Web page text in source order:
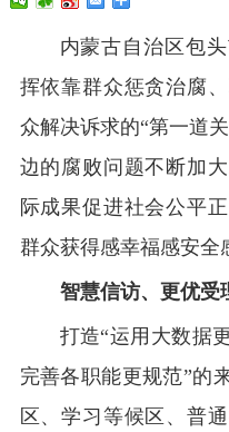
内蒙古自治区包
挥依靠群众惩贪治腐
众解决诉求的“第一道
边的腐败问题不断加
际成果促进社会公平
群众获得感幸福感安全
智慧信访、更优受
打造“运用大数据
完善各职能更规范”的
区、学习等候区、普